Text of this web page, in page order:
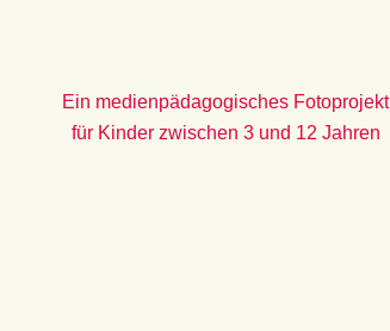
Ein medienpädagogisches Fotoprojekt
für Kinder zwischen 3 und 12 Jahren